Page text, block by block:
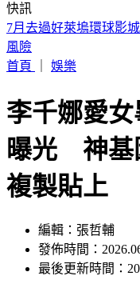
快訊
認了特赦不公平！杭特
首頁
李千娜愛
曝光 神基
複製貼上
發佈時間：
最後更新時間：